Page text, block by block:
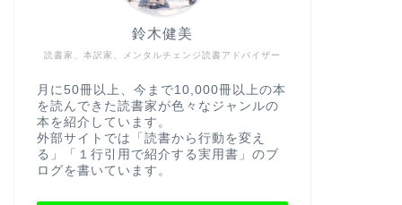
読書家、本訳家、メンタルチェンジ読書アドバイザー
鈴木健美
月に50冊以上、今まで10,000冊以上の本
を読んできた読書家が色々なジャンルの
本を紹介しています。
外部サイトでは「読書から行動を変え
る」「１行引用で紹介する実用書」のブ
ログを書いています。